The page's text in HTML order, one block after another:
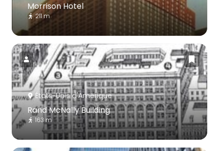
Morrison Hotel
211 m
États-Unis d'Amérique
Rand McNally Building
163 m